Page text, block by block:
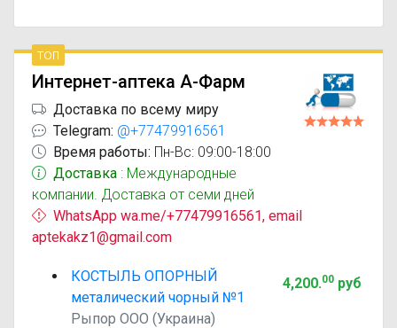
топ
Интернет-аптека А-Фарм
Доставка по всему миру
Telegram: @+77479916561
Время работы: Пн-Вс: 09:00-18:00
Доставка : Международные
компании. Доставка от семи дней
WhatsApp wa.me/+77479916561, email
aptekakz1@gmail.com
КОСТЫЛЬ ОПОРНЫЙ
металический чорный №1
Рыпор ООО (Украина)
4,200.00руб